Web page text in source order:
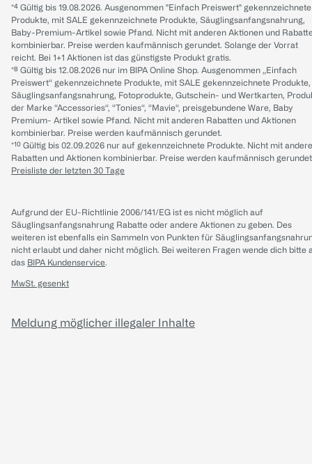
*⁴ Gültig bis 19.08.2026. Ausgenommen "Einfach Preiswert" gekennzeichnete
Produkte, mit SALE gekennzeichnete Produkte, Säuglingsanfangsnahrung,
Baby-Premium-Artikel sowie Pfand. Nicht mit anderen Aktionen und
kombinierbar. Preise werden kaufmännisch gerundet. Solange der Vorrat
reicht. Bei 1+1 Aktionen ist das günstigste Produkt gratis.
*⁸ Gültig bis 12.08.2026 nur im BIPA Online Shop. Ausgenommen „Einfach
Preiswert“ gekennzeichnete Produkte, mit SALE gekennzeichnete Produkte,
Säuglingsanfangsnahrung, Fotoprodukte, Gutschein- und Wertkarten,
der Marke “Accessories“, “Tonies“, “Mavie“, preisgebundene Ware, Baby
Premium- Artikel sowie Pfand. Nicht mit anderen Rabatten und Aktionen
kombinierbar. Preise werden kaufmännisch gerundet.
*¹⁰ Gültig bis 02.09.2026 nur auf gekennzeichnete Produkte. Nicht mit
Rabatten und Aktionen kombinierbar. Preise werden kaufmännisch
Preisliste der letzten 30 Tage
Aufgrund der EU-Richtlinie 2006/141/EG ist es nicht möglich auf
Säuglingsanfangsnahrung Rabatte oder andere Aktionen zu geben. Des
weiteren ist ebenfalls ein Sammeln von Punkten für
nicht erlaubt und daher nicht möglich. Bei weiteren Fragen wende dich bitte
das BIPA Kundenservice.
MwSt. gesenkt
Meldung möglicher illegaler Inhalte